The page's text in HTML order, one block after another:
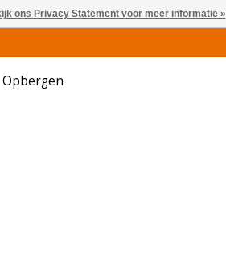
Opbergen
ons Privacy Statement voor meer informatie »